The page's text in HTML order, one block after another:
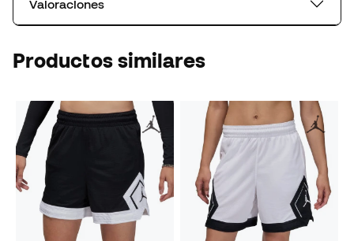
Valoraciones
Productos similares